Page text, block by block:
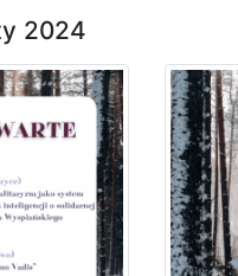
2024